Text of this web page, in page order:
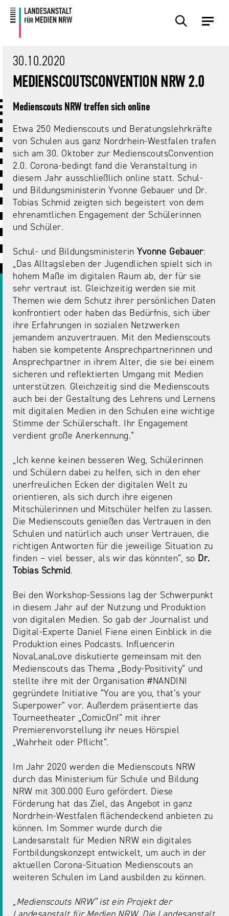
Zum
Inhalt
Zur
Navigation
Themen
Übersicht
Hass
Sexting.
Porno.
Missbrauch.
KI
in
der
Medienaufsicht
Intermediäre
Europa
in
der
Medienregulierung
Audio
Desinformation
Medienvielfalt
am
NRW
Werbung
Events
Übersicht
Audiopreis
Audio
Summit
NRW
Campusradio-
Preis
Day
Laut-
und-
Klar-
Festival
Medienkarriere
NRW
Medienscouts
Convention
Medienversammlung
Preis
für
mediale
Partizipation
Roadshow
gegen
Desinformation
Safer
Internet
Day
Elternabende
Service
Übersicht
Angebote
Angebote
Übersicht
Frage?
antworten!
Eltern
und
Medien
Internet-
ABC
#äsch-
Tecks
Juuuport
NRWision
FLIMMO
Info-
und
Lehrmaterial
Forschung
Förderungen
und
Ausschreibungen
Datenschutzaufsicht
Über
Übersicht
Landesanstalt
für
Medien
NRW
Aufsicht
Regulierung
Regulierung
Übersicht
TV
Streaming
Plattformen
Übersicht
Für
von
Medienplattformen
und
Benutzeroberflächen
Rechtsgrundlagen
Berichte
Die
Medienkommission
Die
Übersicht
Vorsitzende
Kontakt
Anfahrt
Presse
Übersicht
Pressemitteilungen
Presseverteiler
Öffentliche
Bekanntmachungen
Download-
Bereich
30.10.2020
MEDIENSCOUTSCONVENTION NRW 2.0
Medienscouts NRW treffen sich online
Etwa 250 Medienscouts und Beratungslehrkräfte
von Schulen aus ganz Nordrhein-Westfalen trafen
sich am 30. Oktober zur MedienscoutsConvention
2.0. Corona-bedingt fand die Veranstaltung in
diesem Jahr ausschließlich online statt. Schul-
und Bildungsministerin Yvonne Gebauer und Dr.
Tobias Schmid zeigten sich begeistert von dem
ehrenamtlichen Engagement der Schülerinnen
und Schüler.
Schul- und BildungsministerinYvonne Gebauer:
„Das Alltagsleben der Jugendlichen spielt sich in
hohem Maße im digitalen Raum ab, der für sie
sehr vertraut ist. Gleichzeitig werden sie mit
Themen wie dem Schutz ihrer persönlichen Daten
konfrontiert oder haben das Bedürfnis, sich über
ihre Erfahrungen in sozialen Netzwerken
jemandem anzuvertrauen. Mit den Medienscouts
haben sie kompetente Ansprechpartnerinnen und
Ansprechpartner in ihrem Alter, die sie bei einem
sicheren und reflektierten Umgang mit Medien
unterstützen. Gleichzeitig sind die Medienscouts
auch bei der Gestaltung des Lehrens und Lernens
mit digitalen Medien in den Schulen eine wichtige
Stimme der Schülerschaft. Ihr Engagement
verdient große Anerkennung.“
„Ich kenne keinen besseren Weg, Schülerinnen
und Schülern dabei zu helfen, sich in den eher
unerfreulichen Ecken der digitalen Welt zu
orientieren, als sich durch ihre eigenen
Mitschülerinnen und Mitschüler helfen zu lassen.
Die Medienscouts genießen das Vertrauen in den
Schulen und natürlich auch unser Vertrauen, die
richtigen Antworten für die jeweilige Situation zu
finden – viel besser, als wir das könnten“, so Dr.
Tobias Schmid.
Bei den Workshop-Sessions lag der Schwerpunkt
in diesem Jahr auf der Nutzung und Produktion
von digitalen Medien. So gab der Journalist und
Digital-Experte Daniel Fiene einen Einblick in die
Produktion eines Podcasts. Influencerin
NovaLanaLove diskutierte gemeinsam mit den
Medienscouts das Thema „Body-Positivity“ und
stellte ihre mit der Organisation #NANDINI
gegründete Initiative “You are you, that’s your
Superpower” vor. Außerdem präsentierte das
Tourneetheater „ComicOn!“ mit ihrer
Premierenvorstellung ihr neues Hörspiel
„Wahrheit oder Pflicht“.
Im Jahr 2020 werden die Medienscouts NRW
durch das Ministerium für Schule und Bildung
NRW mit 300.000 Euro gefördert. Diese
Förderung hat das Ziel, das Angebot in ganz
Nordrhein-Westfalen flächendeckend anbieten zu
können. Im Sommer wurde durch die
Landesanstalt für Medien NRW ein digitales
Fortbildungskonzept entwickelt, um auch in der
aktuellen Corona-Situation Medienscouts an
weiteren Schulen im Land ausbilden zu können.
„Medienscouts NRW“ ist ein Projekt der